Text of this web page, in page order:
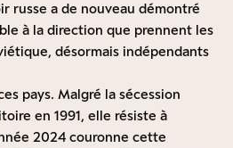
russe a de nouveau démontré
à la direction que prennent les
désormais indépendants
pays. Malgré la sécession
en 1991, elle résiste à
2024 couronne cette